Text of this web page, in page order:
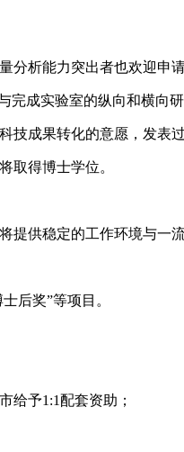
分析能力突出者也欢迎申请
完成实验室的纵向和横向研
成果转化的意愿，发表
取得博士学位。
供稳定的工作环境与一
后奖”等项目。
给予1:1配套资助；